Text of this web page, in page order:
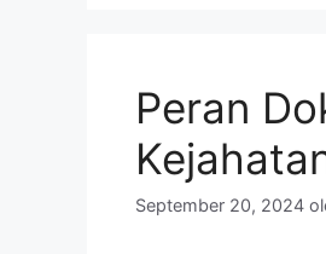
Peran
September 20, 2024